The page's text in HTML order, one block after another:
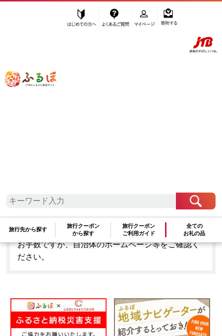
ふるぽ JTBのふるさと納税サイト
旅行先から探す
旅行クーポン
から探す
旅行クーポン
ご利用ガイド
全ての
お礼の品
「長野県富士見町」はふるぽからお申込みをするこ
とはできません。
お手数ですが、自治体のホームページ等をご確認く
ださい。